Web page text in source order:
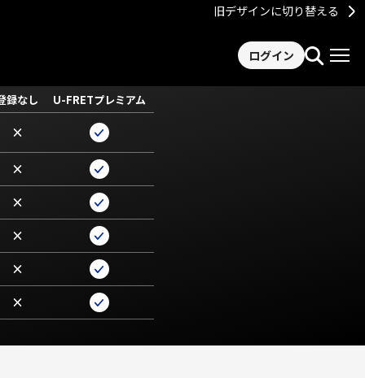
旧デザインに切り替える
ログイン
録なし U-FRETプレミアム
×
×
×
×
×
×